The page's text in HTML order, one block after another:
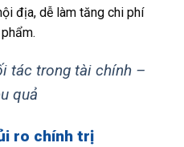
địa, dễ làm tăng chi phí
tác trong tài chính –
quả
ro chính trị